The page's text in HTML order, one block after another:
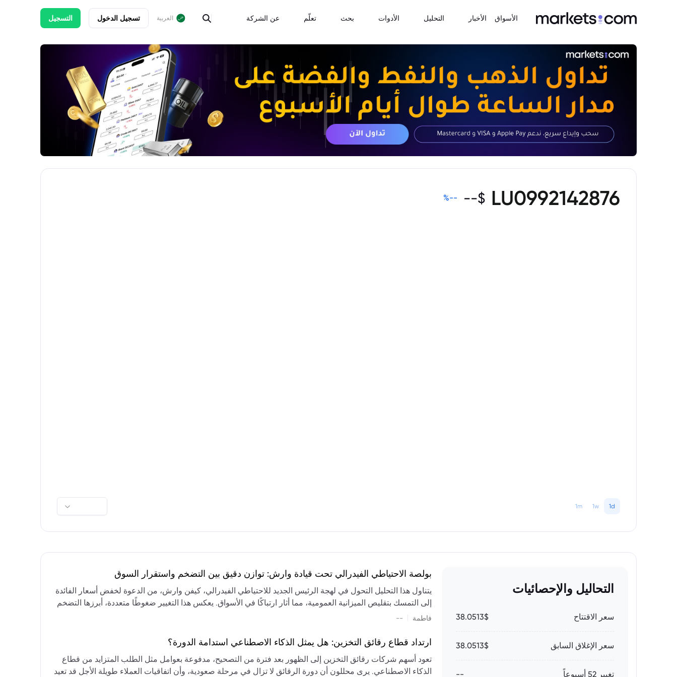
الأسواق الأخبار التحليل الأدوات بحث تعلّم عن الشركة العربية تسجيل الدخول التسجيل
LU0992142876
$
--
--
%
1d
1w
1m
التحاليل والإحصائيات
سعر الاقتتاح 38.0513$
سعر الإغلاق السابق 38.0513$
تغيير 52 أسبوعاً --
بولصة الاحتياطي الفيدرالي تحت قيادة وارش: توازن دقيق بين التضخم واستقرار السوق
يتناول هذا التحليل التحول في لهجة الرئيس الجديد للاحتياطي الفيدرالي، كيفن وارش، من الدعوة لخفض أسعار الفائدة
إلى التمسك بتقليص الميزانية العمومية، مما أثار ارتباكًا في الأسواق. يعكس هذا التغيير ضغوطًا متعددة، أبرزها التضخم
المستمر، والعجز المالي الكبير، والتوترات الجيوسياسية في الشرق الأوسط، التي تقيد خيارات خفض الفائدة أو خفض
وتجنب التدابير الاستفزازية التي قد تزعزع استقرار السوق.
فاطمة --
ارتداد قطاع رقائق التخزين: هل يمثل الذكاء الاصطناعي استدامة الدورة؟
تعود أسهم شركات رقائق التخزين إلى الظهور بعد فترة من التصحيح، مدفوعة بعوامل مثل الطلب المتزايد من قطاع
الذكاء الاصطناعي. يرى محللون أن دورة الرقائق لا تزال في مرحلة صعودية، وأن اتفاقيات العملاء طويلة الأجل قد تعيد